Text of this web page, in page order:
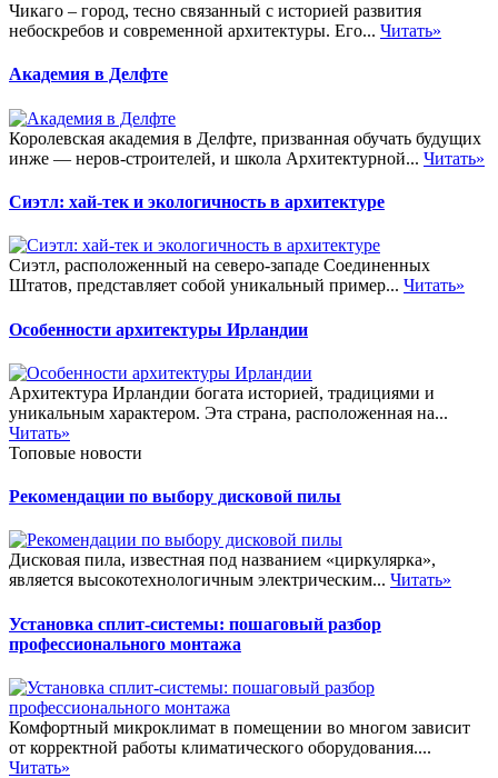
Чикаго – город, тесно связанный с историей развития
небоскребов и современной архитектуры. Его... Читать»
Академия в Делфте
Королевская академия в Делфте, призванная обучать будущих
инже — неров-строителей, и школа Архитектурной... Читать»
Сиэтл: хай-тек и экологичность в архитектуре
Сиэтл, расположенный на северо-западе Соединенных
Штатов, представляет собой уникальный пример... Читать»
Особенности архитектуры Ирландии
Архитектура Ирландии богата историей, традициями и
уникальным характером. Эта страна, расположенная на...
Читать»
Топовые новости
Рекомендации по выбору дисковой пилы
Дисковая пила, известная под названием «циркулярка»,
является высокотехнологичным электрическим... Читать»
Установка сплит-системы: пошаговый разбор
профессионального монтажа
Комфортный микроклимат в помещении во многом зависит
от корректной работы климатического оборудования....
Читать»